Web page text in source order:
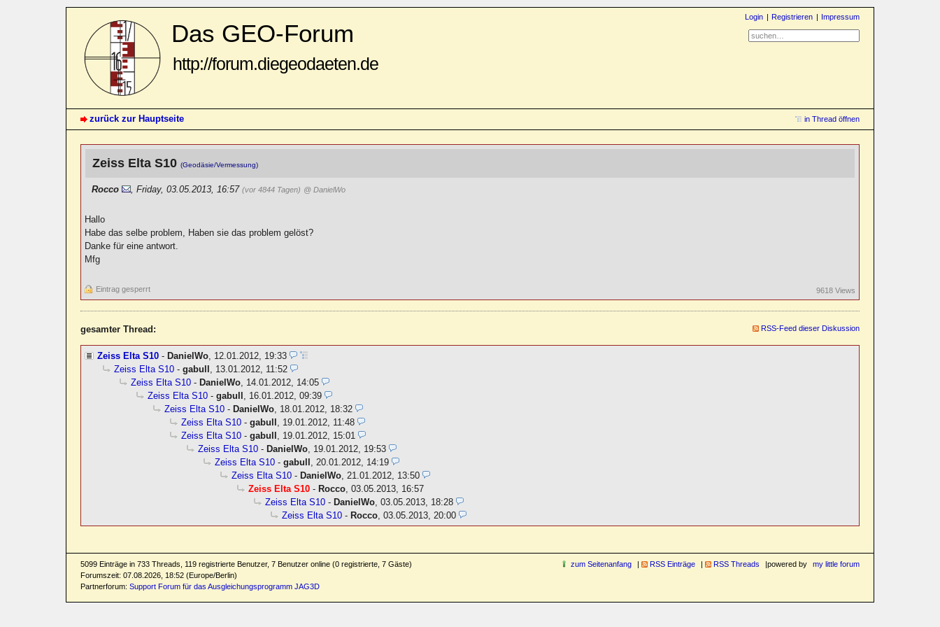
Das GEO-Forum
http://forum.diegeodaeten.de
Login Registrieren Impressum
zurück zur Hauptseite in Thread öffnen
Zeiss Elta S10(Geodäsie/Vermessung)
Rocco ,Friday, 03.05.2013, 16:57(vor 4844 Tagen) @ DanielWo
Hallo
Habe das selbe problem, Haben sie das problem gelöst?
Danke für eine antwort.
Mfg
Eintrag gesperrt 9618 Views
gesamter Thread: RSS-Feed dieser Diskussion
Zeiss Elta S10 - DanielWo 12.01.2012, 19:33
Zeiss Elta S10 -gabull
13.01.2012, 11:52
Zeiss Elta S10 - DanielWo 14.01.2012, 14:05
Zeiss Elta S10 -gabull
16.01.2012, 09:39
Zeiss Elta S10 - DanielWo 18.01.2012, 18:32
Zeiss Elta S10 -gabull
19.01.2012, 11:48
Zeiss Elta S10 -gabull
19.01.2012, 15:01
Zeiss Elta S10 - DanielWo 19.01.2012, 19:53
Zeiss Elta S10 -gabull
20.01.2012, 14:19
Zeiss Elta S10 - DanielWo 21.01.2012, 13:50
Zeiss Elta S10 - Rocco ,03.05.2013, 16:57
Zeiss Elta S10 - DanielWo ,03.05.2013, 18:28
Zeiss Elta S10 - Rocco ,03.05.2013, 20:00
5099 Einträge in 733 Threads, 119 registrierte Benutzer, 7 Benutzer online (0 registrierte, 7 Gäste)
Forumszeit: 07.08.2026, 18:52 (Europe/Berlin)
Partnerforum:Support Forum für das Ausgleichungsprogramm JAG3D
zum Seitenanfang RSS Einträge RSS Threads powered by my little forum